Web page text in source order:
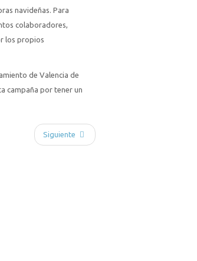
navideñas. Para
colaboradores,
los propios
de Valencia de
campaña por tener un
Siguiente